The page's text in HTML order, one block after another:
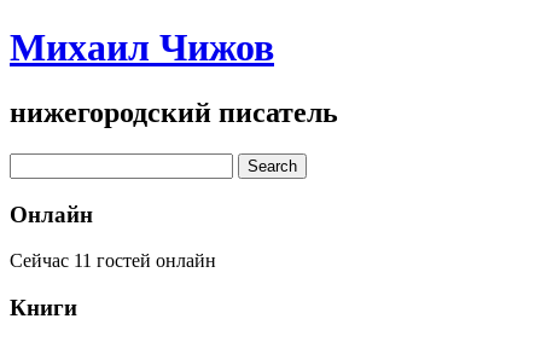
Михаил Чижов
нижегородский писатель
Онлайн
Сейчас 11 гостей онлайн
Книги